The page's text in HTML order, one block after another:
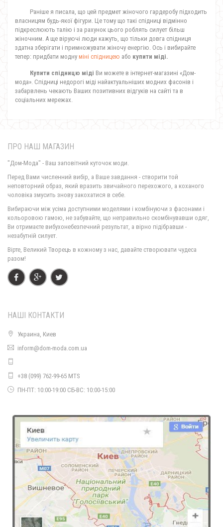
Раніше я писала, що цей предмет жіночого гардеробу підходить
власницям будь-якої фігури. Це тому що такі спідниці відмінно
підкреслюють талію і за рахунок цього роблять силует більш
жіночним. А ще віруючі люди кажуть, що тільки довга спідниця
здатна зберігати і примножувати жіночу енергію. Ось і вибирайте
тепер: придбати модну міні спідницею або купити міді.
Купити спідницю міді Ви можете в інтернет-магазині «Дом-
мода». Спідниці недорогі міді найактуальніших модних фасонів і
забарвлень чекають Ваших позитивних відгуків на сайті та в
соціальних мережах.
ПРО НАШ МАГАЗИН
"Дом-Мода" - Ваш заповітний куточок моди.
Перед Вами численний вибір, а Ваше завдання - створити той
неповторний образ, який вразить звичайного перехожого, а коханого
чоловіка змусить знову закохатися в себе.
Вибираючи між усіма доступними моделями і комбінуючи з фасонами і
кольоровою гамою, не забувайте, що неправильно скомбінувавши одяг,
Ви отримаєте вибухонебезпечний результат, а вірно підібравши -
незабутній силует.
Вірте, Великий Творець в кожному з нас, давайте створювати чудеса
разом!
НАШІ КОНТАКТИ
Украина, Киев
inform@dom-moda.com.ua
+38 (099) 762-99-65 MTS
ПН-ПТ: 10:00-19:00 СБ-ВС: 10:00-15:00